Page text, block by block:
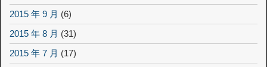
2015 年 9 月 (6)
2015 年 8 月 (31)
2015 年 7 月 (17)